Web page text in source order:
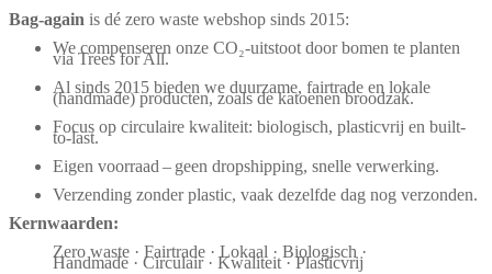
Bag‑again is dé zero waste webshop sinds 2015:
We compenseren onze CO₂-uitstoot door bomen te planten
via Trees for All.
Al sinds 2015 bieden we duurzame, fairtrade en lokale
(handmade) producten, zoals de katoenen broodzak.
Focus op circulaire kwaliteit: biologisch, plasticvrij en built-
to-last.
Eigen voorraad – geen dropshipping, snelle verwerking.
Verzending zonder plastic, vaak dezelfde dag nog verzonden.
Kernwaarden:
Zero waste · Fairtrade · Lokaal · Biologisch ·
Handmade · Circulair · Kwaliteit · Plasticvrij